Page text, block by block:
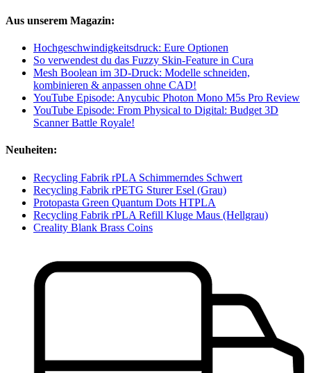
Aus unserem Magazin:
Hochgeschwindigkeitsdruck: Eure Optionen
So verwendest du das Fuzzy Skin-Feature in Cura
Mesh Boolean im 3D-Druck: Modelle schneiden,
kombinieren & anpassen ohne CAD!
YouTube Episode: Anycubic Photon Mono M5s Pro Review
YouTube Episode: From Physical to Digital: Budget 3D
Scanner Battle Royale!
Neuheiten:
Recycling Fabrik rPLA Schimmerndes Schwert
Recycling Fabrik rPETG Sturer Esel (Grau)
Protopasta Green Quantum Dots HTPLA
Recycling Fabrik rPLA Refill Kluge Maus (Hellgrau)
Creality Blank Brass Coins